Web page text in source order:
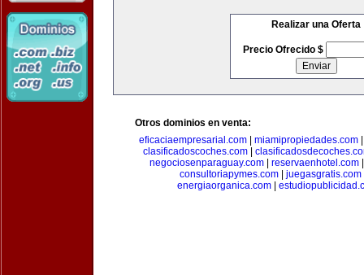
Realizar una Oferta
Precio Ofrecido $
Otros dominios en venta:
eficaciaempresarial.com
miamipropiedades.com
clasificadoscoches.com
negociosenparaguay.com
reservaenhotel.com
consultoriapymes.com
juegasgratis.com
energiaorganica.com|